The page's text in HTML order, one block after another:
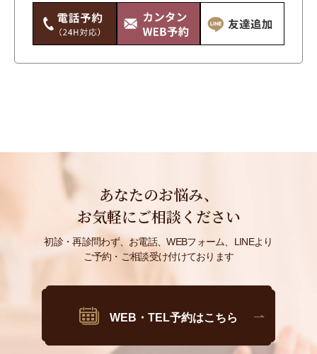
手のシワ・たるみ・シミ・くすみ
毛穴・いちご鼻
痩身
鼻・あご
あなたのお悩み、
お気軽にご相談ください
初診・再診問わず、お電話、WEBフォーム、LINEより
ご予約・ご相談受け付けております
WEB・TEL予約はこちら